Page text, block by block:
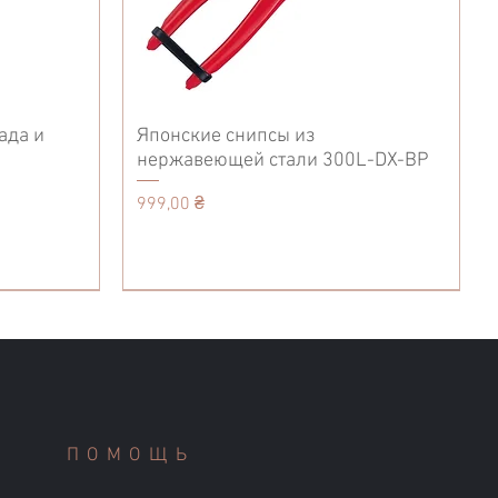
и
Японские снипсы из
нержавеющей стали 300L-DX-BP
Цена
999,00 ₴
ПОМОЩЬ